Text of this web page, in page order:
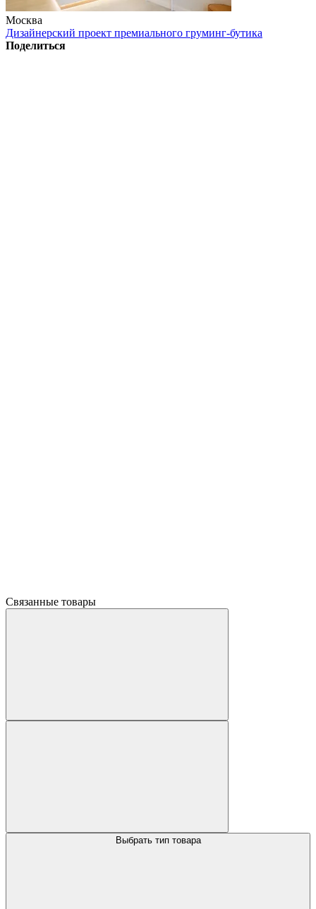
Москва
Дизайнерский проект премиального груминг-бутика
Поделиться
Связанные товары
Выбрать тип товара